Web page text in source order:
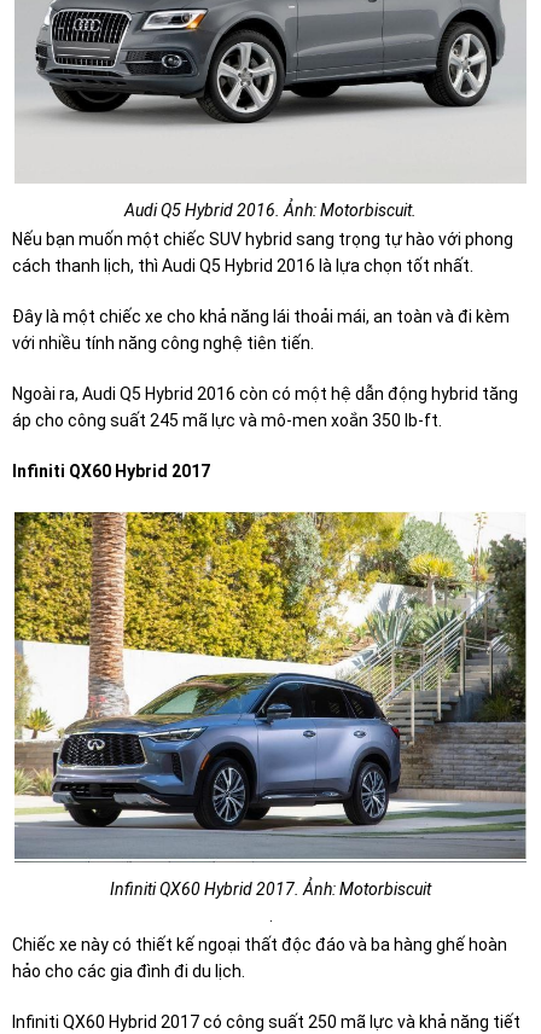
Audi Q5 Hybrid 2016. Ảnh: Motorbiscuit.
Nếu bạn muốn một chiếc SUV hybrid sang trọng tự hào với phong
cách thanh lịch, thì Audi Q5 Hybrid 2016 là lựa chọn tốt nhất.
Đây là một chiếc xe cho khả năng lái thoải mái, an toàn và đi kèm
với nhiều tính năng công nghệ tiên tiến.
Ngoài ra, Audi Q5 Hybrid 2016 còn có một hệ dẫn động hybrid tăng
áp cho công suất 245 mã lực và mô-men xoắn 350 lb-ft.
Infiniti QX60 Hybrid 2017
Infiniti QX60 Hybrid 2017. Ảnh: Motorbiscuit
.
Chiếc xe này có thiết kế ngoại thất độc đáo và ba hàng ghế hoàn
hảo cho các gia đình đi du lịch.
Infiniti QX60 Hybrid 2017 có công suất 250 mã lực và khả năng tiết